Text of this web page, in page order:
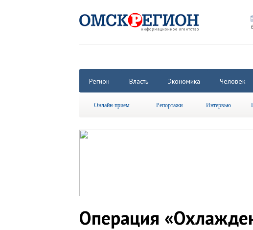
Регион Власть Экономика Человек
Онлайн-прием Репортажи Интервью
Операция